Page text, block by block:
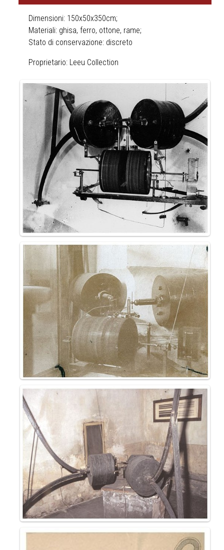
Dimensioni: 150x50x350cm;
Materiali: ghisa, ferro, ottone, rame;
Stato di conservazione: discreto
Proprietario: Leeu Collection